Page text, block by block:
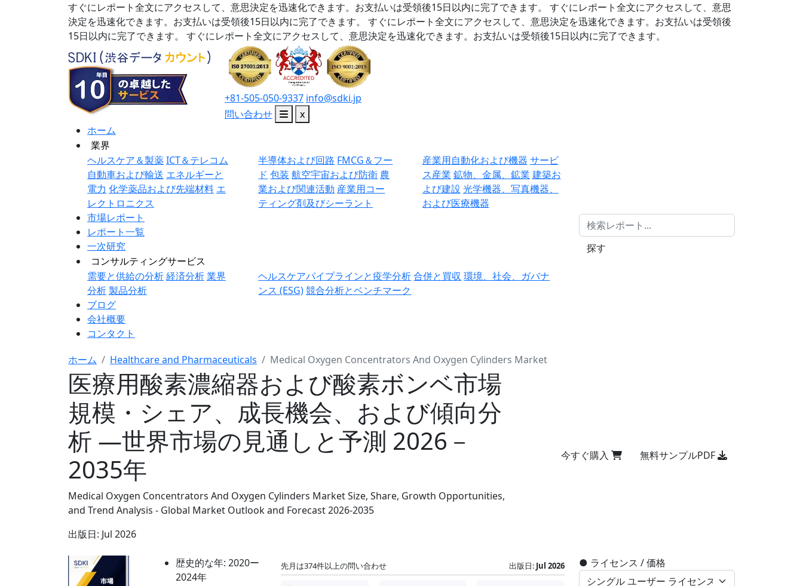
すぐにレポート全文にアクセスして、意思決定を迅速化できます。お支払いは受領後15日以内に完了できます。
すぐにレポート全文にアクセスして、意思
決定を迅速化できます。お支払いは受領後15日以内に完了できます。
すぐにレポート全文にアクセスして、意思決定を迅速化できます。お支払いは受領後
15日以内に完了できます。
すぐにレポート全文にアクセスして、意思決定を迅速化できます。お支払いは受領後15日以内に完了できます。
+81-505-050-9337 info@sdki.jp
問い合わせ
x
ホーム
業界
ヘルスケア＆製薬ICT＆テレコム
自動車および輸送 エネルギーと
電力 化学薬品および先端材料 エ
レクトロニクス
半導体および回路 FMCG＆フー
ド 包装 航空宇宙および防衛 農
業および関連活動 産業用コー
ティング剤及びシーラント
産業用自動化および機器 サービ
ス産業 鉱物、金属、鉱業 建築お
よび建設 光学機器、写真機器、
および医療機器
市場レポート
レポート一覧
一次研究
コンサルティングサービス
需要と供給の分析経済分析業界
分析製品分析
ヘルスケアパイプラインと疫学分析合併と買収 環境、社会、ガバナ
ンス (ESG)競合分析とベンチマーク
ブログ
会社概要
コンタクト
探す
ホーム Healthcare and Pharmaceuticals Medical Oxygen Concentrators And Oxygen Cylinders Market
医療用酸素濃縮器および酸素ボンベ市場
規模・シェア、成長機会、および傾向分
析 ―世界市場の見通しと予測 2026－
2035年
Medical Oxygen Concentrators And Oxygen Cylinders Market Size, Share, Growth Opportunities,
and Trend Analysis - Global Market Outlook and Forecast 2026-2035
出版日: Jul 2026
今すぐ購入 無料サンプルPDF
歴史的な年: 2020ー
2024年
先月は374件以上の問い合わせ 出版日: Jul 2026 ● ライセンス / 価格